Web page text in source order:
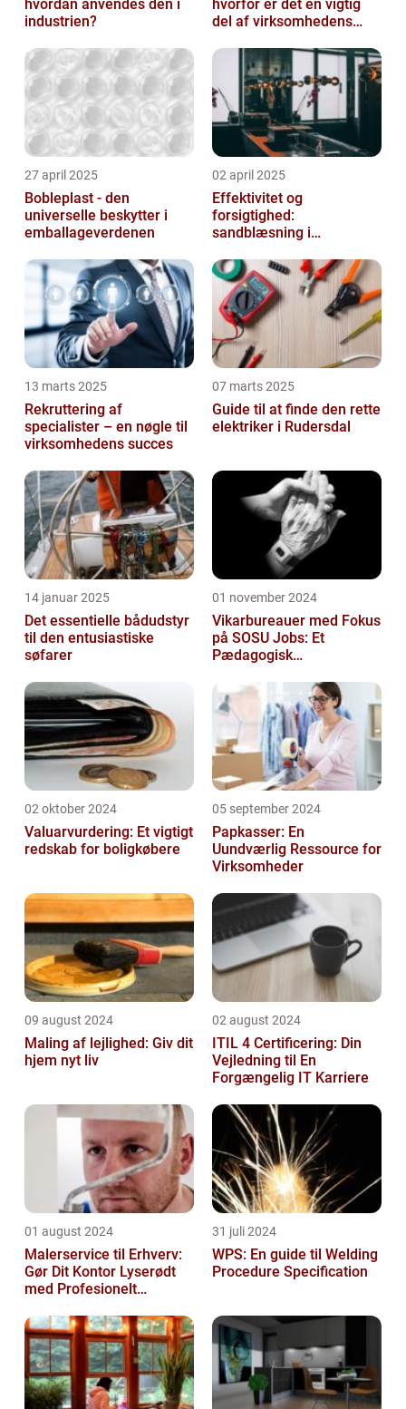
hvordan anvendes den i
industrien?
hvorfor er det en vigtig
del af virksomhedens
27 april 2025
Bobleplast - den
universelle beskytter i
emballageverdenen
02 april 2025
Effektivitet og
forsigtighed:
sandblæsning i
13 marts 2025
Rekruttering af
specialister – en nøgle til
virksomhedens succes
07 marts 2025
Guide til at finde den rette
elektriker i Rudersdal
14 januar 2025
Det essentielle bådudstyr
til den entusiastiske
søfarer
01 november 2024
Vikarbureauer med Fokus
på SOSU Jobs: Et
Pædagogisk
02 oktober 2024
Valuarvurdering: Et vigtigt
redskab for boligkøbere
05 september 2024
Papkasser: En
Uundværlig Ressource for
Virksomheder
09 august 2024
Maling af lejlighed: Giv dit
hjem nyt liv
02 august 2024
ITIL 4 Certificering: Din
Vejledning til En
Forgængelig IT Karriere
01 august 2024
Malerservice til Erhverv:
Gør Dit Kontor Lyserødt
med Profesionelt
31 juli 2024
WPS: En guide til Welding
Procedure Specification